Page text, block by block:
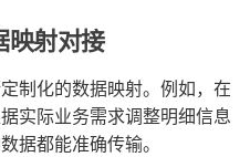
映射对接
制化的数据映射。例如，在
实际业务需求调整明细信息
据都能准确传输。